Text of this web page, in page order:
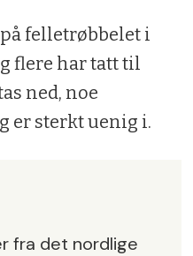
felletrøbbelet i
flere har tatt til
ned, noe
er sterkt uenig i.
fra det nordlige